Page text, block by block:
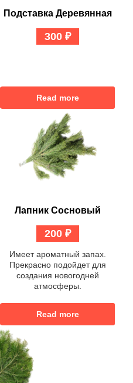
Подставка Деревянная
300 ₽
Read more
Лапник Сосновый
200 ₽
Имеет ароматный запах.
Прекрасно подойдет для
создания новогодней
атмосферы.
Read more